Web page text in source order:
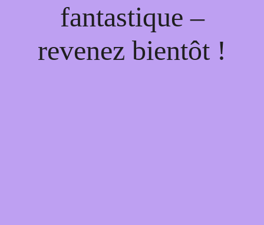
fantastique –
revenez bientôt !